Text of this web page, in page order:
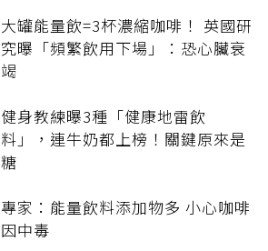
大罐能量飲=3杯濃縮咖啡！ 英國研
究曝「頻繁飲用下場」：恐心臟衰
竭
健身教練曝3種「健康地雷飲
料」，連牛奶都上榜！關鍵原來是
糖
專家：能量飲料添加物多 小心咖啡
因中毒